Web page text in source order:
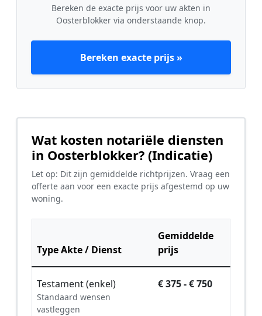
Bereken de exacte prijs voor uw akten in
Oosterblokker via onderstaande knop.
Bereken exacte prijs »
Wat kosten notariële diensten
in Oosterblokker? (Indicatie)
Let op: Dit zijn gemiddelde richtprijzen. Vraag een
offerte aan voor een exacte prijs afgestemd op uw
woning.
Type Akte / Dienst
Gemiddelde
prijs
Testament (enkel)
Standaard wensen
vastleggen
€ 375 - € 750